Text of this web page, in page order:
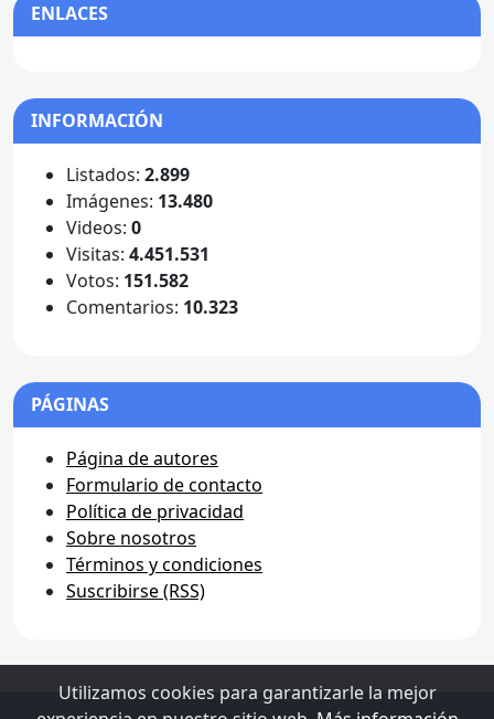
ENLACES
INFORMACIÓN
Listados: 2.899
Imágenes: 13.480
Videos: 0
Visitas: 4.451.531
Votos: 151.582
Comentarios: 10.323
PÁGINAS
Página de autores
Formulario de contacto
Política de privacidad
Sobre nosotros
Términos y condiciones
Suscribirse (RSS)
Utilizamos cookies para garantizarle la mejor